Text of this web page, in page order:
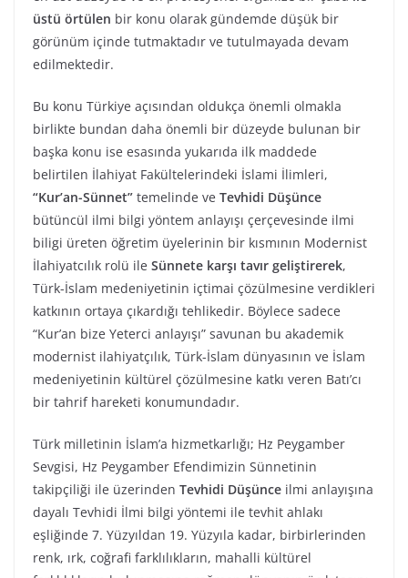
üstü örtülen bir konu olarak gündemde düşük bir
görünüm içinde tutmaktadır ve tutulmayada devam
edilmektedir.
Bu konu Türkiye açısından oldukça önemli olmakla
birlikte bundan daha önemli bir düzeyde bulunan bir
başka konu ise esasında yukarıda ilk maddede
belirtilen İlahiyat Fakültelerindeki İslami İlimleri,
“Kur’an-Sünnet” temelinde ve Tevhidi Düşünce
bütüncül ilmi bilgi yöntem anlayışı çerçevesinde ilmi
biligi üreten öğretim üyelerinin bir kısmının Modernist
İlahiyatcılık rolü ile Sünnete karşı tavır geliştirerek,
Türk-İslam medeniyetinin içtimai çözülmesine verdikleri
katkının ortaya çıkardığı tehlikedir. Böylece sadece
“Kur’an bize Yeterci anlayışı” savunan bu akademik
modernist ilahiyatçılık, Türk-İslam dünyasının ve İslam
medeniyetinin kültürel çözülmesine katkı veren Batı’cı
bir tahrif hareketi konumundadır.
Türk milletinin İslam’a hizmetkarlığı; Hz Peygamber
Sevgisi, Hz Peygamber Efendimizin Sünnetinin
takipçiliği ile üzerinden Tevhidi Düşünce ilmi anlayışına
dayalı Tevhidi İlmi bilgi yöntemi ile tevhit ahlakı
eşliğinde 7. Yüzyıldan 19. Yüzyıla kadar, birbirlerinden
renk, ırk, coğrafi farklılıkların, mahalli kültürel